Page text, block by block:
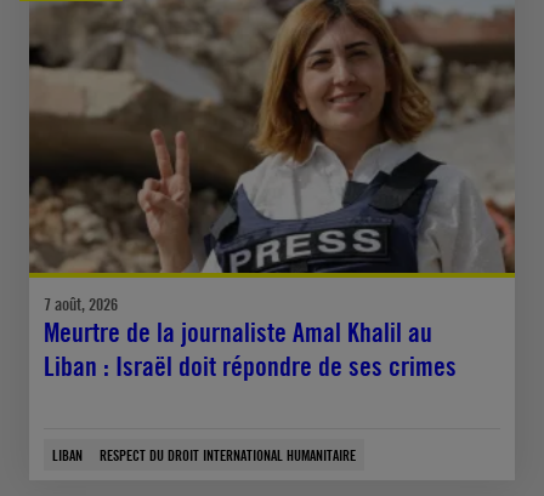
7 août, 2026
Meurtre de la journaliste Amal Khalil au
Liban : Israël doit répondre de ses crimes
LIBAN RESPECT DU DROIT INTERNATIONAL HUMANITAIRE